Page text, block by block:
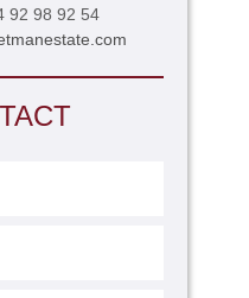
92 98 92 54